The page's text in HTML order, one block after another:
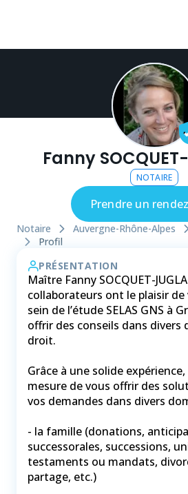
Fanny
NOTAIRE
Prendre un
Notaire Auvergne-Rhône-Alpes
Profil
PRÉSENTATION
Maître Fanny SOCQUET-
collaborateurs ont le plaisir de
sein de l’étude SELAS GNS à
offrir des conseils dans divers
droit.
Grâce à une solide
mesure de vous offrir des
vos demandes dans divers
- la famille (donations,
successorales, successions,
testaments ou mandats,
partage, etc.)